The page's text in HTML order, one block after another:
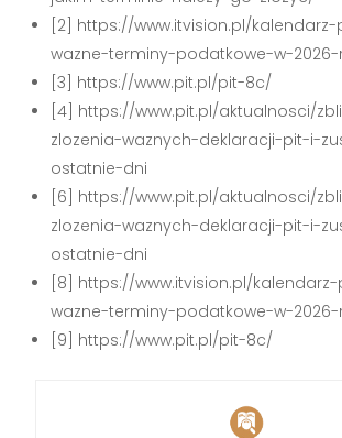
[2] https://www.itvision.pl/
wazne-terminy-podatkowe-w-
[3] https://www.pit.pl/pit-8c/
[4] https://www.pit.pl/aktualnosci/
zlozenia-waznych-deklaracji-pit-i-
ostatnie-dni
[6] https://www.pit.pl/aktualnosci/
zlozenia-waznych-deklaracji-pit-i-
ostatnie-dni
[8] https://www.itvision.pl/
wazne-terminy-podatkowe-w-
[9] https://www.pit.pl/pit-8c/